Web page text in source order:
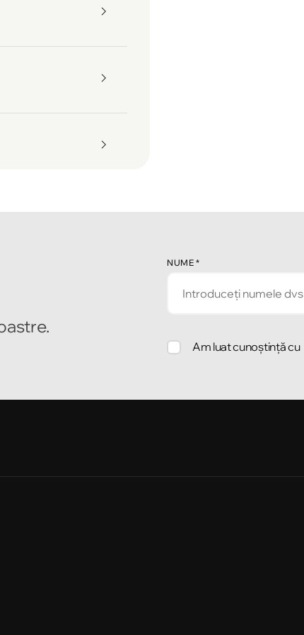
NUME *
Am luat cunoștință cu